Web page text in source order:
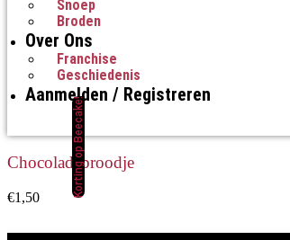
Snoep
Broden
Over Ons
Franchise
Geschiedenis
Aanmelden / Registreren
Korting op Beecake!
Chocoladebroodje
€1,50